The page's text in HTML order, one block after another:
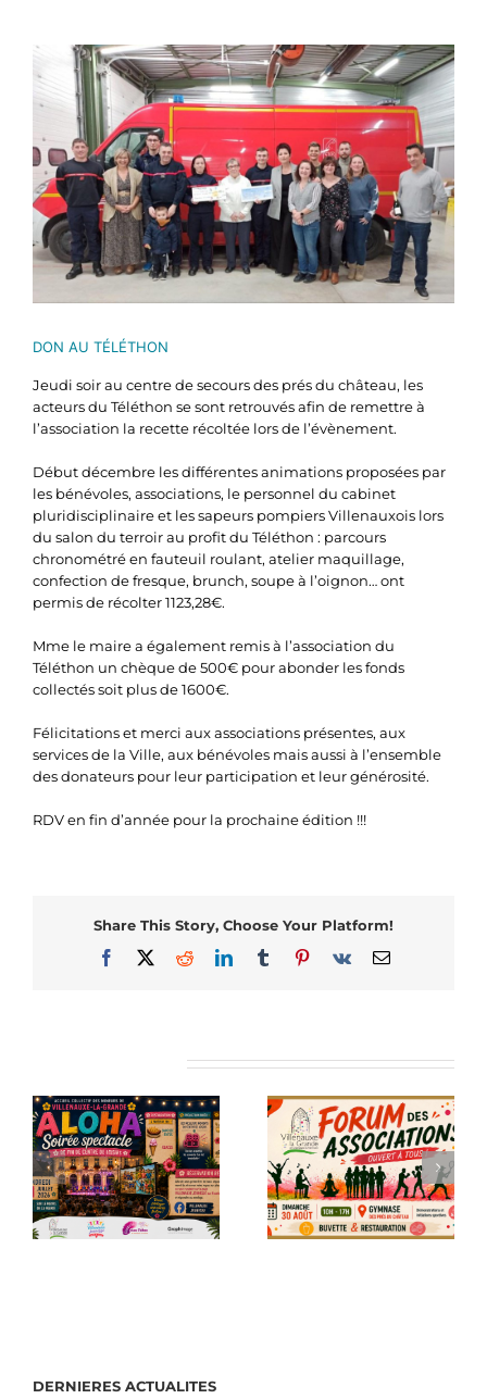
l'image
agrandie
DON AU TÉLÉTHON
Jeudi soir au centre de secours des prés du château, les
acteurs du Téléthon se sont retrouvés afin de remettre à
l’association la recette récoltée lors de l’évènement.
Début décembre les différentes animations proposées par
les bénévoles, associations, le personnel du cabinet
pluridisciplinaire et les sapeurs pompiers Villenauxois lors
du salon du terroir au profit du Téléthon : parcours
chronométré en fauteuil roulant, atelier maquillage,
confection de fresque, brunch, soupe à l’oignon… ont
permis de récolter 1123,28€.
Mme le maire a également remis à l’association du
Téléthon un chèque de 500€ pour abonder les fonds
collectés soit plus de 1600€.
Félicitations et merci aux associations présentes, aux
services de la Ville, aux bénévoles mais aussi à l’ensemble
des donateurs pour leur participation et leur générosité.
RDV en fin d’année pour la prochaine édition !!!
Share This Story, Choose Your Platform!
Facebook
X RedditLinkedInTumblrPinterest
Vk Email
DERNIERES ACTUALITES